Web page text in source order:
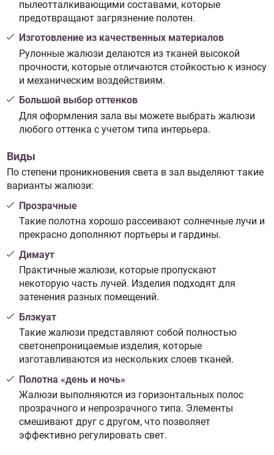
пылеотталкивающими составами, которые
предотвращают загрязнение полотен.
Изготовление из качественных материалов
Рулонные жалюзи делаются из тканей высокой
прочности, которые отличаются стойкостью к износу
и механическим воздействиям.
Большой выбор оттенков
Для оформления зала вы можете выбрать жалюзи
любого оттенка с учетом типа интерьера.
Виды
По степени проникновения света в зал выделяют такие
варианты жалюзи:
Прозрачные
Такие полотна хорошо рассеивают солнечные лучи и
прекрасно дополняют портьеры и гардины.
Димаут
Практичные жалюзи, которые пропускают
некоторую часть лучей. Изделия подходят для
затенения разных помещений.
Блэкуат
Такие жалюзи представляют собой полностью
светонепроницаемые изделия, которые
изготавливаются из нескольких слоев тканей.
Полотна «день и ночь»
Жалюзи выполняются из горизонтальных полос
прозрачного и непрозрачного типа. Элементы
смешивают друг с другом, что позволяет
эффективно регулировать свет.